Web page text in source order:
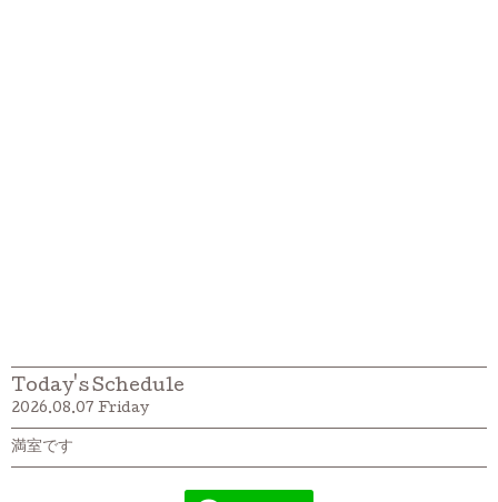
Today's Schedule
2026.08.07 Friday
満室です